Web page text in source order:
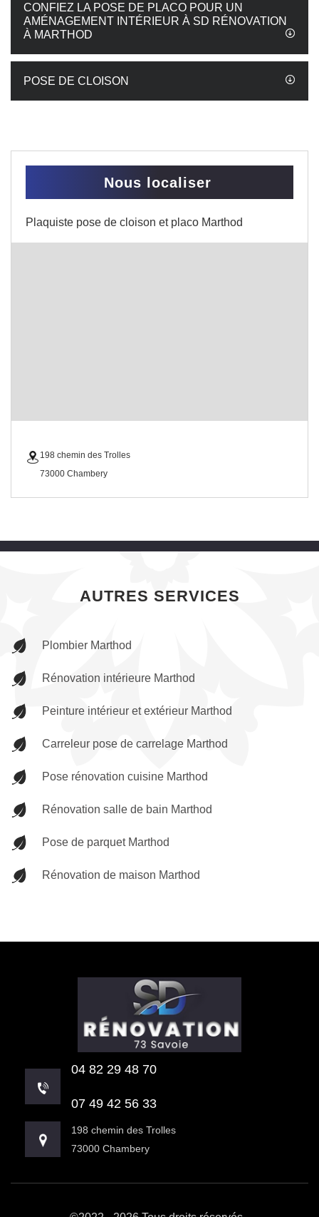
CONFIEZ LA POSE DE PLACO POUR UN
AMÉNAGEMENT INTÉRIEUR À SD RÉNOVATION
À MARTHOD
POSE DE CLOISON
Nous localiser
Plaquiste pose de cloison et placo Marthod
198 chemin des Trolles
73000 Chambery
AUTRES SERVICES
Plombier Marthod
Rénovation intérieure Marthod
Peinture intérieur et extérieur Marthod
Carreleur pose de carrelage Marthod
Pose rénovation cuisine Marthod
Rénovation salle de bain Marthod
Pose de parquet Marthod
Rénovation de maison Marthod
04 82 29 48 70
07 49 42 56 33
198 chemin des Trolles
73000 Chambery